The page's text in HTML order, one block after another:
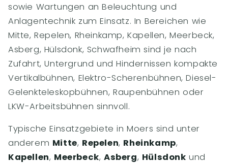
sowie Wartungen an Beleuchtung und
Anlagentechnik zum Einsatz. In Bereichen wie
Mitte, Repelen, Rheinkamp, Kapellen, Meerbeck,
Asberg, Hülsdonk, Schwafheim sind je nach
Zufahrt, Untergrund und Hindernissen kompakte
Vertikalbühnen, Elektro-Scherenbühnen, Diesel-
Gelenkteleskopbühnen, Raupenbühnen oder
LKW-Arbeitsbühnen sinnvoll.
Typische Einsatzgebiete in Moers sind unter
anderem Mitte, Repelen, Rheinkamp,
Kapellen, Meerbeck,Asberg, Hülsdonk und